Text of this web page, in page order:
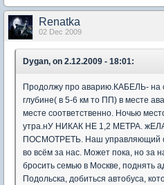
Renatka
02 Dec 2009
Dygan, on 2.12.2009 - 18:01:
Продолжу про аварию.КАБЕЛЬ- на
глубине( в 5-6 км то ПП) в месте
месте соответственно. Ночью
утра.нУ НИКАК НЕ 1,2 МЕТРА.
ПОСМОТРЕТЬ. Наш управляющий
во всём за нас. Может пока, но за
бросить семью в Москве, поднять
Подольска, добиться автобуса,